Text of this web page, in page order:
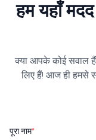
हम यहाँ
क्या आपके कोई सवाल
लिए हैं! आज ही हमसे
पूरा नाम*